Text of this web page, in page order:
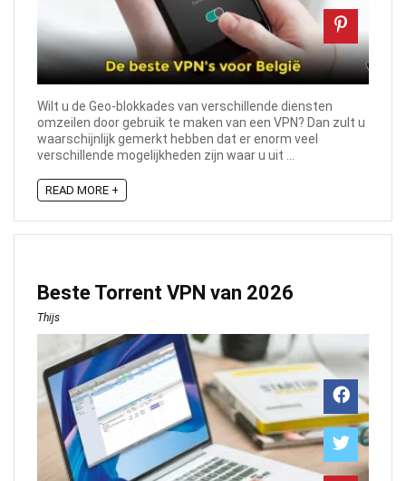
Wilt u de Geo-blokkades van verschillende diensten
omzeilen door gebruik te maken van een VPN? Dan zult u
waarschijnlijk gemerkt hebben dat er enorm veel
verschillende mogelijkheden zijn waar u uit ...
READ MORE +
Beste Torrent VPN van 2026
Thijs